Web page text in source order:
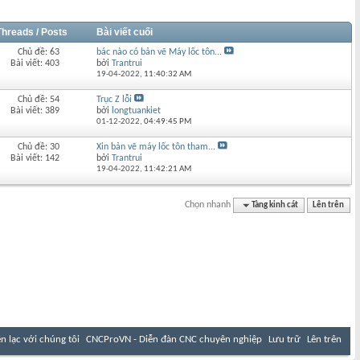
/ Posts Bài viết cuối
Chủ đề: 63
Bài viết: 403
bác nào có bản vẽ Máy lốc tôn...
bởiTrantrui
19-04-2022, 11:40:32 AM
Chủ đề: 54
Bài viết: 389
Trục Z lỗi
bởi longtuankiet
01-12-2022,04:49:45 PM
Chủ đề: 30
Bài viết: 142
Xin bản vẽ máy lốc tôn tham...
bởiTrantrui
19-04-2022, 11:42:21 AM
Chọn nhanh Tàng kinh cát Lên trên
lạc với chúng tôi CNCProVN - Diễn đàn CNC chuyên nghiệp Lưu trữ Lên trên